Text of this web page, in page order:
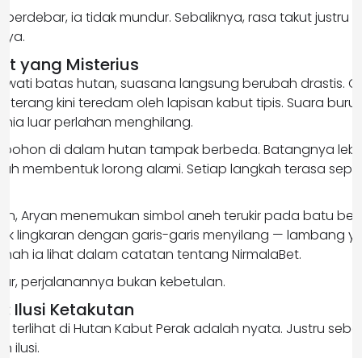
berdebar, ia tidak mundur. Sebaliknya, rasa takut justru
yang Misterius
batas hutan, suasana langsung berubah drastis.
terang kini teredam oleh lapisan kabut tipis. Suara
luar perlahan menghilang.
di dalam hutan tampak berbeda. Batangnya
membentuk lorong alami. Setiap langkah terasa
Aryan menemukan simbol aneh terukir pada batu
lingkaran dengan garis-garis menyilang — lambang
ia lihat dalam catatan tentang NirmalaBet.
perjalanannya bukan kebetulan.
Ilusi Ketakutan
terlihat di Hutan Kabut Perak adalah nyata. Justru
ilusi.